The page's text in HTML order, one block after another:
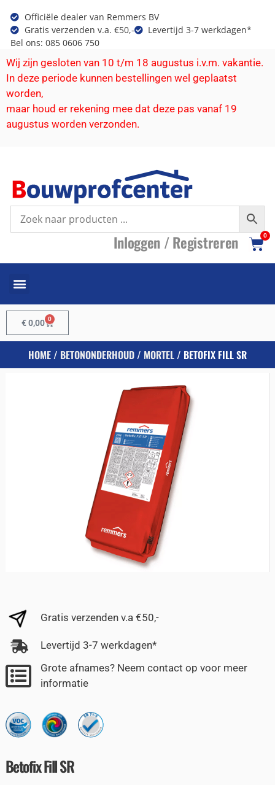
Officiële dealer van Remmers BV
Gratis verzenden v.a. €50,-
Levertijd 3-7 werkdagen*
Bel ons: 085 0606 750
Wij zijn gesloten van 10 t/m 18 augustus i.v.m. vakantie.
In deze periode kunnen bestellingen wel geplaatst
worden,
maar houd er rekening mee dat deze pas vanaf 19
augustus worden verzonden.
Inloggen /Registreren 0
€0,00 0
HOME/ BETONONDERHOUD/ MORTEL/ BETOFIX FILL SR
Gratis verzenden v.a €50,-
Levertijd 3-7 werkdagen*
Grote afnames? Neem contact op voor meer
informatie
Betofix Fill SR